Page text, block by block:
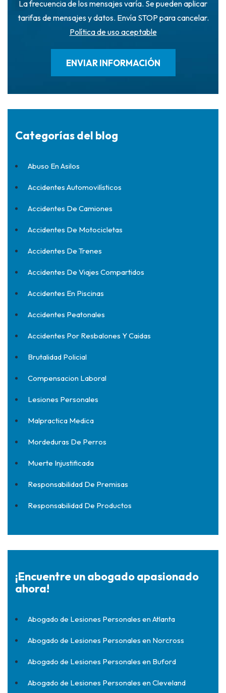
La frecuencia de los mensajes varía. Se pueden aplicar
tarifas de mensajes y datos. Envía STOP para cancelar.
Política de uso aceptable
Categorías del blog
Abuso En Asilos
Accidentes Automovilísticos
Accidentes De Camiones
Accidentes De Motocicletas
Accidentes De Trenes
Accidentes De Viajes Compartidos
Accidentes En Piscinas
Accidentes Peatonales
Accidentes Por Resbalones Y Caidas
Brutalidad Policial
Compensacion Laboral
Lesiones Personales
Malpractica Medica
Mordeduras De Perros
Muerte Injustificada
Responsabilidad De Premisas
Responsabilidad De Productos
¡Encuentre un abogado apasionado
ahora!
Abogado de Lesiones Personales en Atlanta
Abogado de Lesiones Personales en Norcross
Abogado de Lesiones Personales en Buford
Abogado de Lesiones Personales en Cleveland